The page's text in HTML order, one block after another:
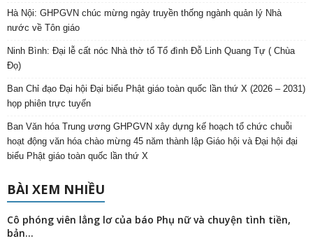
Hà Nội: GHPGVN chúc mừng ngày truyền thống ngành quản lý Nhà
nước về Tôn giáo
Ninh Bình: Đại lễ cất nóc Nhà thờ tổ Tổ đình Đỗ Linh Quang Tự ( Chùa
Đọ)
Ban Chỉ đạo Đại hội Đại biểu Phật giáo toàn quốc lần thứ X (2026 – 2031)
họp phiên trực tuyến
Ban Văn hóa Trung ương GHPGVN xây dựng kế hoạch tổ chức chuỗi
hoạt động văn hóa chào mừng 45 năm thành lập Giáo hội và Đại hội đại
biểu Phật giáo toàn quốc lần thứ X
BÀI XEM NHIỀU
Cô phóng viên lẳng lơ của báo Phụ nữ và chuyện tình tiền,
bản...